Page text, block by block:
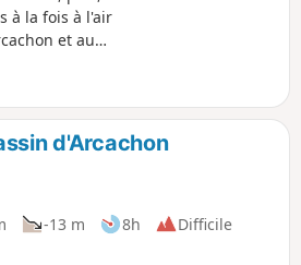
à la fois à l'air
et au
a connu de
conservé
d'Arcachon
-13 m 8h
Difficile